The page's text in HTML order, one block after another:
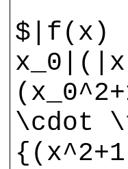
$|f(x)
\cdot